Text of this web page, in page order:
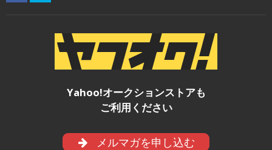
Yahoo!オークションストアも
ご利用ください
メルマガを申し込む